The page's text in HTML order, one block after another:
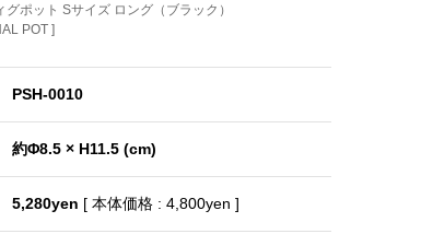
グポット Sサイズ ロング（ブラック）
POT ]
PSH-0010
約Φ8.5 × H11.5 (cm)
5,280yen [ 本体価格 : 4,800yen ]